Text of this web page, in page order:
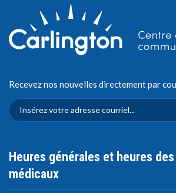
Recevez nos nouvelles directement par
Heures générales et heures
médicaux